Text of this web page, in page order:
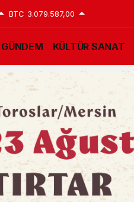
BTC 3.079.587,00
GÜNDEM KÜLTÜR SANAT